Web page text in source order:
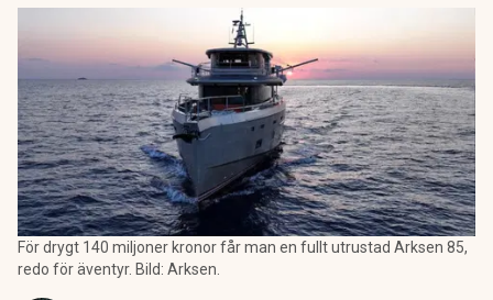
För drygt 140 miljoner kronor får man en fullt utrustad Arksen 85,
redo för äventyr. Bild: Arksen.